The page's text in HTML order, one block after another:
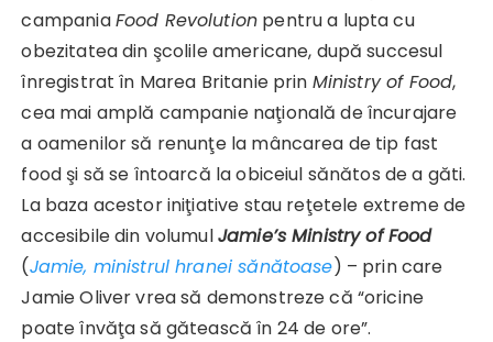
campaniaFood Revolution pentru a lupta cu
obezitatea din şcolile americane, după succesul
înregistrat în Marea Britanie prin Ministry of Food,
cea mai amplă campanie naţională de încurajare
a oamenilor să renunţe la mâncarea de tip fast
food şi să se întoarcă la obiceiul sănătos de a găti.
La baza acestor iniţiative stau reţetele extreme de
accesibile din volumulJamie’s Ministry of Food
(Jamie, ministrul hranei sănătoase) – prin care
Jamie Oliver vrea să demonstreze că “oricine
poate învăţa să gătească în 24 de ore”.